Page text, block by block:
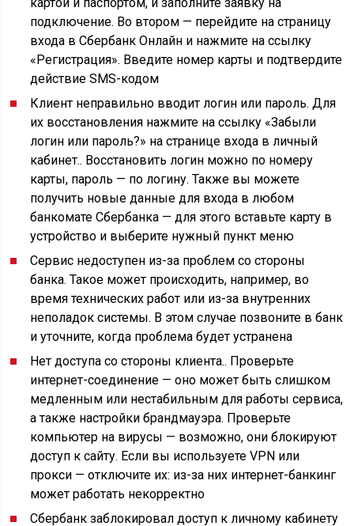
подключение. Во втором — перейдите на страницу
входа в Сбербанк Онлайн и нажмите на ссылку
«Регистрация». Введите номер карты и подтвердите
действие SMS-кодом
Клиент неправильно вводит логин или пароль. Для
их восстановления нажмите на ссылку «Забыли
логин или пароль?» на странице входа в личный
кабинет.. Восстановить логин можно по номеру
карты, пароль — по логину. Также вы можете
получить новые данные для входа в любом
банкомате Сбербанка — для этого вставьте карту в
устройство и выберите нужный пункт меню
Сервис недоступен из-за проблем со стороны
банка. Такое может происходить, например, во
время технических работ или из-за внутренних
неполадок системы. В этом случае позвоните в банк
и уточните, когда проблема будет устранена
Нет доступа со стороны клиента.. Проверьте
интернет-соединение — оно может быть слишком
медленным или нестабильным для работы сервиса,
а также настройки брандмауэра. Проверьте
компьютер на вирусы — возможно, они блокируют
доступ к сайту. Если вы используете VPN или
прокси — отключите их: из-за них интернет-банкинг
может работать некорректно
Сбербанк заблокировал доступ к личному кабинету